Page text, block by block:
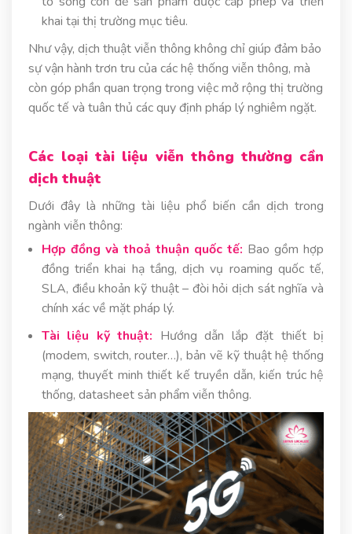
khai tại thị trường mục tiêu.
Như vậy, dịch thuật viễn thông không chỉ giúp đảm bảo
sự vận hành trơn tru của các hệ thống viễn thông, mà
còn góp phần quan trọng trong việc mở rộng thị trường
quốc tế và tuân thủ các quy định pháp lý nghiêm ngặt.
Các loại tài liệu viễn thông thường cần
dịch thuật
Dưới đây là những tài liệu phổ biến cần dịch trong
ngành viễn thông:
Hợp đồng và thoả thuận quốc tế: Bao gồm hợp
đồng triển khai hạ tầng, dịch vụ roaming quốc tế,
SLA, điều khoản kỹ thuật – đòi hỏi dịch sát nghĩa và
chính xác về mặt pháp lý.
Tài liệu kỹ thuật: Hướng dẫn lắp đặt thiết bị
(modem, switch, router…), bản vẽ kỹ thuật hệ thống
mạng, thuyết minh thiết kế truyền dẫn, kiến trúc hệ
thống, datasheet sản phẩm viễn thông.